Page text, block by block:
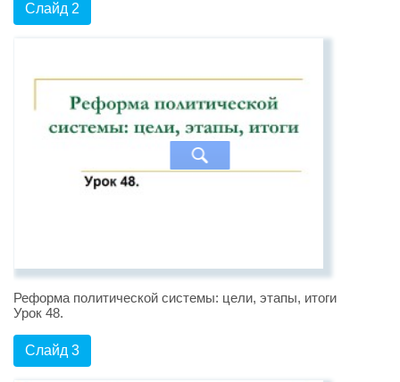
Слайд 2
Реформа политической системы: цели, этапы, итоги
Урок 48.
Слайд 3